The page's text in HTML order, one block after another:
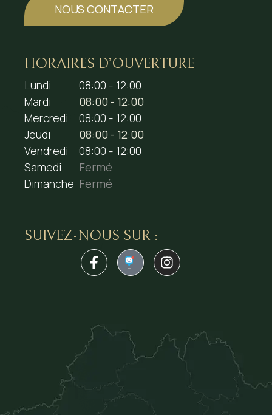
NOUS CONTACTER
HORAIRES D’OUVERTURE
Lundi
08:00 - 12:00
Mardi
08:00 - 12:00
Mercredi
08:00 - 12:00
Jeudi
08:00 - 12:00
Vendredi
08:00 - 12:00
Samedi
Fermé
Dimanche Fermé
SUIVEZ-NOUS SUR :
1